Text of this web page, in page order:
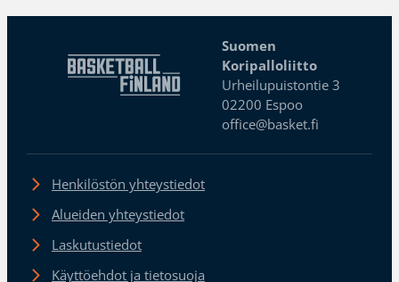
Suomen
Koripalloliitto
Urheilupuistontie 3
02200 Espoo
office@basket.fi
Henkilöstön yhteystiedot
Alueiden yhteystiedot
Laskutustiedot
Käyttöehdot ja tietosuoja